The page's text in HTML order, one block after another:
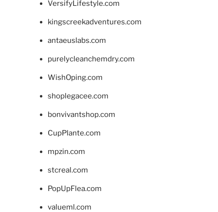
VersifyLifestyle.com
kingscreekadventures.com
antaeuslabs.com
purelycleanchemdry.com
WishOping.com
shoplegacee.com
bonvivantshop.com
CupPlante.com
mpzin.com
stcreal.com
PopUpFlea.com
valueml.com